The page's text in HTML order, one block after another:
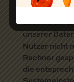
Cookies ein
unserer
Nutzer nicht
Rechner
die